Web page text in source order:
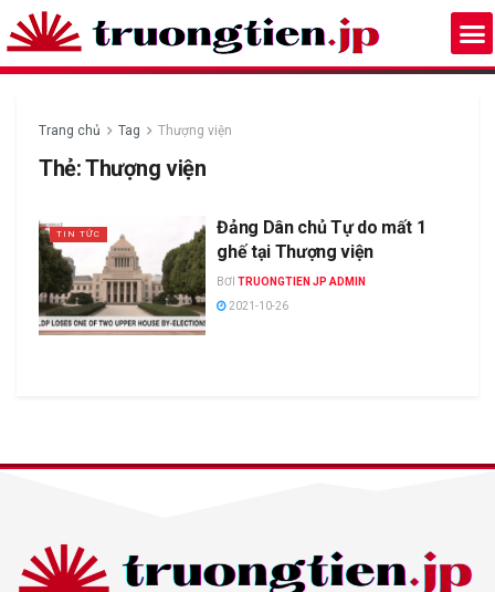
Trang chủ Tag Thượng viện
Thẻ:Thượng viện
TIN TỨC
Đảng Dân chủ Tự do mất 1
ghế tại Thượng viện
BƠI TRUONGTIEN JP ADMIN
2021-10-26